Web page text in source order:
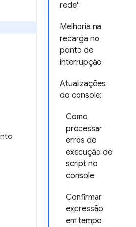
rede"
Melhoria na
recarga no
ponto de
interrupção
Atualizações
do console:
Como
processar
erros de
execução de
script no
console
Confirmar
expressão
em tempo